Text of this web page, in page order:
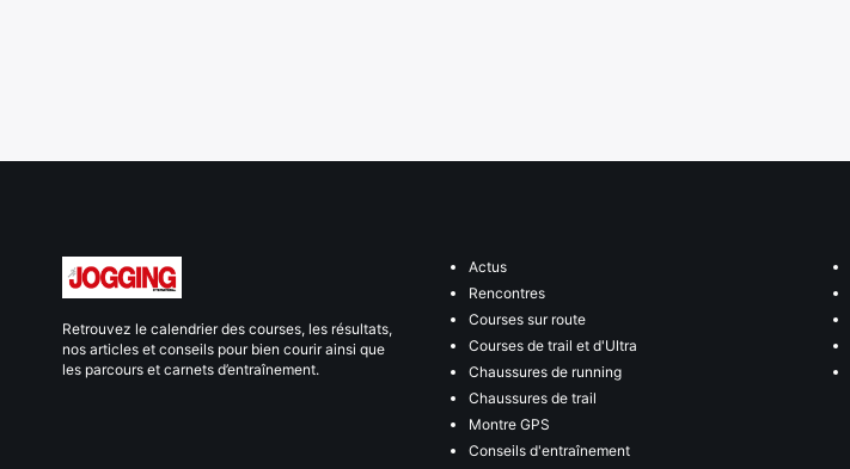
Retrouvez le calendrier des courses, les résultats,
nos articles et conseils pour bien courir ainsi que
les parcours et carnets d’entraînement.
Actus
Rencontres
Courses sur route
Courses de trail et d'Ultra
Chaussures de running
Chaussures de trail
Montre GPS
Conseils d'entraînement